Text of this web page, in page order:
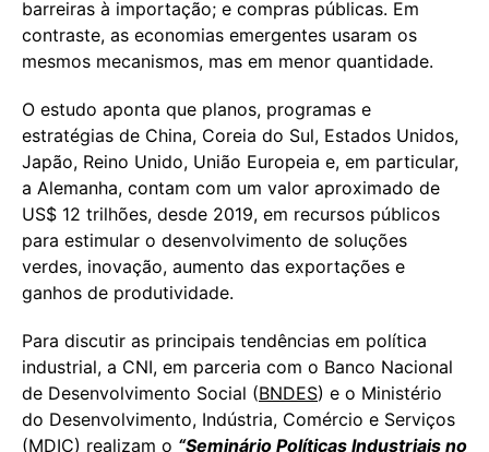
barreiras à importação; e compras públicas. Em
contraste, as economias emergentes usaram os
mesmos mecanismos, mas em menor quantidade.
O estudo aponta que planos, programas e
estratégias de China, Coreia do Sul, Estados Unidos,
Japão, Reino Unido, União Europeia e, em particular,
a Alemanha, contam com um valor aproximado de
US$ 12 trilhões, desde 2019, em recursos públicos
para estimular o desenvolvimento de soluções
verdes, inovação, aumento das exportações e
ganhos de produtividade.
Para discutir as principais tendências em política
industrial, a CNI, em parceria com o Banco Nacional
de Desenvolvimento Social (BNDES) e o Ministério
do Desenvolvimento, Indústria, Comércio e Serviços
(MDIC) realizam o “Seminário Políticas Industriais no